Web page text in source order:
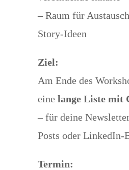
– Raum für
Story-Ideen
Ziel:
Am Ende des
eine lange Liste mit
– für deine
Posts oder LinkedIn-
Termin: